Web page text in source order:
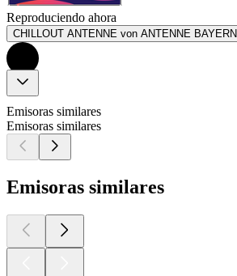
Reproduciendo ahora
CHILLOUT ANTENNE von ANTENNE BAYERN
Emisoras similares
Emisoras similares
Emisoras similares